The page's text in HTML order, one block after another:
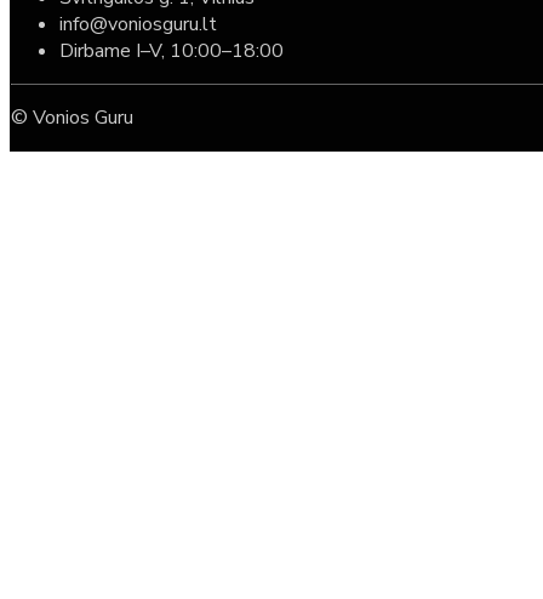
info@voniosguru.lt
Dirbame I–V, 10:00–18:00
© Vonios Guru